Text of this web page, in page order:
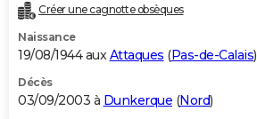
Créer une cagnotte obsèques
Naissance
19/08/1944 auxAttaques (Pas-de-Calais)
Décès
03/09/2003 à Dunkerque (Nord)